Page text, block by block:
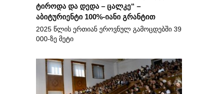
ტიროდა და დედა – ცალკე“ –
აბიტურიენტი 100%-იანი გრანტით
2025 წლის ერთიან ეროვნულ გამოცდებში 39
000-ზე მეტი